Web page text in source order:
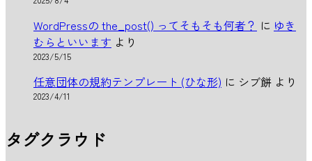
WordPressの the_post() ってそもそも何者？ に ゆき
むらといいます より
2023/5/15
任意団体の規約テンプレート (ひな形) に シブ餅 より
2023/4/11
タグクラウド